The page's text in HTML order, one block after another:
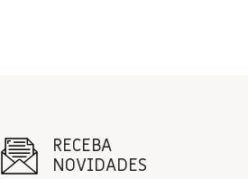
RECEBA
NOVIDADES